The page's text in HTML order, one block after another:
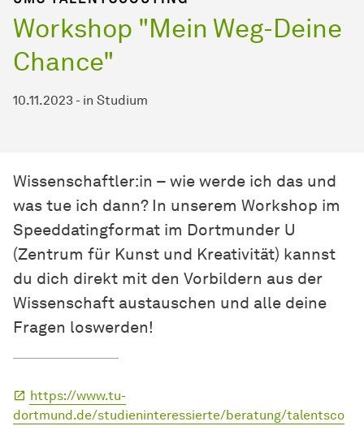
Workshop "Mein Weg-Deine
Chance"
10.11.2023 - in Studium
Wissenschaftler:in – wie werde ich das und
was tue ich dann? In unserem Workshop im
Speeddatingformat im Dortmunder U
(Zentrum für Kunst und Kreativität) kannst
du dich direkt mit den Vorbildern aus der
Wissenschaft austauschen und alle deine
Fragen loswerden!
https://www.tu-
dortmund.de/studieninteressierte/beratung/talentsco